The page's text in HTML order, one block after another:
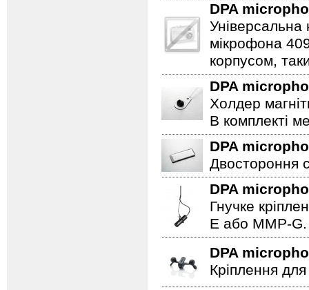
DPA
Універсальна
мікрофона
корпусом,
DPA
Холдер
В комплекті
DPA
Двостороння
DPA
Гнучке
E або MMP-G.
DPA
Кріплення